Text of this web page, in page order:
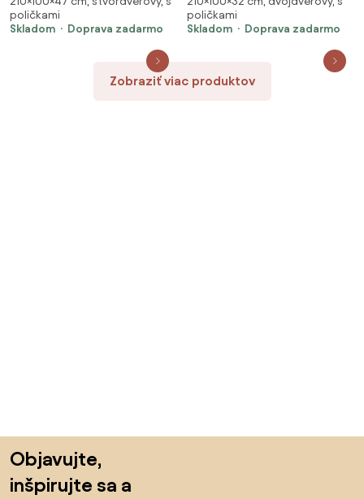
biela
poličkami
Skladom
Doprava zadarmo
biela
poličkami
Skladom
Doprava zadarmo
Zobraziť viac produktov
Objavujte,
inšpirujte sa a